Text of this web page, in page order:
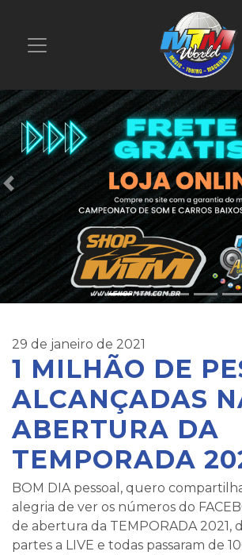
29 de janeiro de 2021
1 MILHÃO DE
ALCANÇADAS
ABERTURA DA
TEMPORADA
BOM DIA pessoal, quero
alegria de ver os números do
de abertura da TEMPORADA 2021,
partes a LIVE e todas passaram de